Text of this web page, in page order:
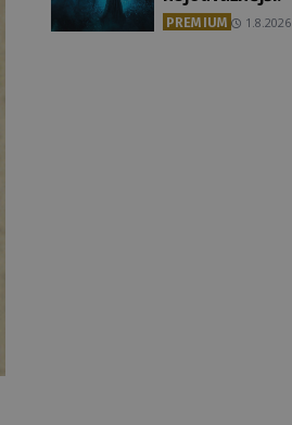
PREMIUM 1.8.2026